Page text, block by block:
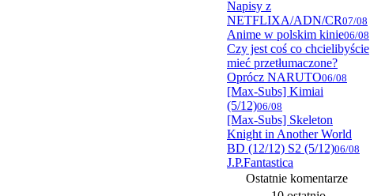
Napisy z
NETFLIXA/ADN/CR07/08
Anime w polskim kinie06/08
Czy jest coś co chcielibyście
mieć przetłumaczone?
Oprócz NARUTO06/08
[Max-Subs] Kimiai
(5/12)06/08
[Max-Subs] Skeleton
Knight in Another World
BD (12/12) S2 (5/12)06/08
J.P.Fantastica
Ostatnie komentarze